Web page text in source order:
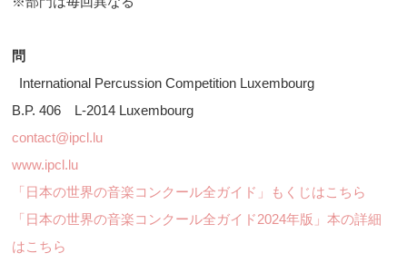
問
International Percussion Competition Luxembourg
B.P. 406 L-2014 Luxembourg
contact@ipcl.lu
www.ipcl.lu
「日本の世界の音楽コンクール全ガイド」もくじはこちら
「日本の世界の音楽コンクール全ガイド2024年版」本の詳細
はこちら